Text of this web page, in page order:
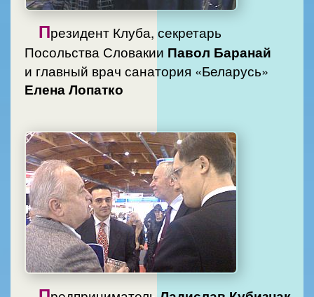
Президент Клуба, секретарь
Посольства Словакии Павол Баранай
и главный врач санатория «Беларусь»
Елена Лопатко